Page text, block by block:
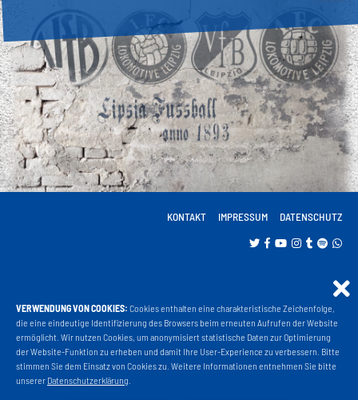
KONTAKT IMPRESSUM DATENSCHUTZ
Projekt Liga 3
Fanshop
VERWENDUNG VON COOKIES: Cookies enthalten eine charakteristische Zeichenfolge,
die eine eindeutige Identifizierung des Browsers beim erneuten Aufrufen der Website
ermöglicht. Wir nutzen Cookies, um anonymisiert statistische Daten zur Optimierung
der Website-Funktion zu erheben und damit Ihre User-Experience zu verbessern. Bitte
stimmen Sie dem Einsatz von Cookies zu. Weitere Informationen entnehmen Sie bitte
unserer Datenschutzerklärung